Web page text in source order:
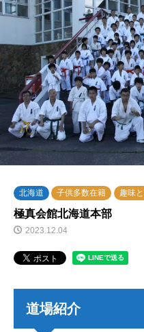
北海道 子供多数在籍 趣味
極真会館北海道本部
2023.12.04
道場紹介